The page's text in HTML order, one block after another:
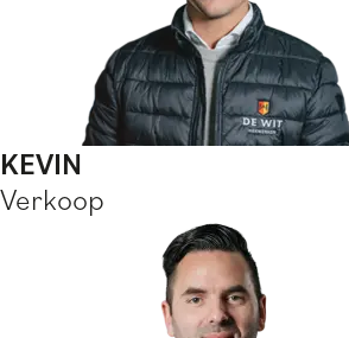
KEVIN
Verkoop